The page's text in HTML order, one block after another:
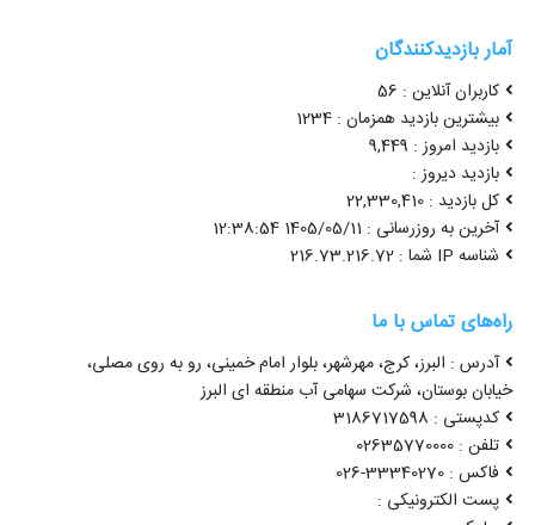
آمار بازدیدکنندگان
کاربران آنلاین : 56
بیشترین بازدید همزمان : 1234
بازدید امروز : 9,449
بازدید دیروز :
کل بازدید : 22,330,410
آخرین به روزرسانی : 1405/05/11 12:38:54
شناسه IP شما : 216.73.216.72
راه‌های تماس با ما
آدرس : البرز، کرج، مهرشهر، بلوار امام خمینی، رو به روی مصلی،
خیابان بوستان، شرکت سهامی آب منطقه ای البرز
کدپستی : 3186717598
تلفن : 02635770000
فاکس : 33340270-026
پست الکترونیکی :